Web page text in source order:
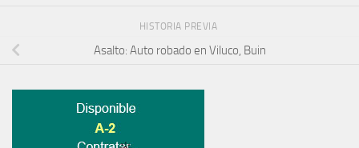
HISTORIA PREVIA
Asalto: Auto robado en Viluco, Buin